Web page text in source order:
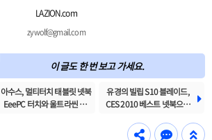
LAZION.com
zywolf@gmail.com
이 글도 한 번 보고 가세요.
아수스, 멀티터치 태블릿 넷북
EeePC 터치와 울트라씬 UL
유경의 빌립 S10 블레이드,
CES 2010 베스트 넷북으로 